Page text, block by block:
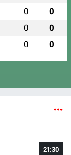
0 0
0 0
0 0
21:30